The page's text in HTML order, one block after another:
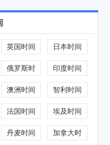
英国时间 日本时间
俄罗斯时
印度时间
澳洲时间 智利时间
法国时间 埃及时间
丹麦时间
加拿大时